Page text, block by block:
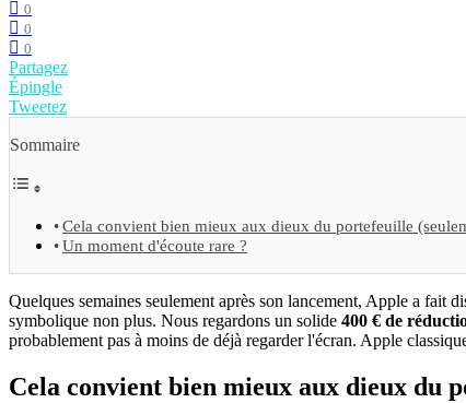
0
0
0
Partagez
Épingle
Tweetez
Sommaire
Cela convient bien mieux aux dieux du portefeuille
Un moment d'écoute rare ?
Quelques semaines seulement après son lancement, Apple a
symbolique non plus. Nous regardons un solide 400 € de
probablement pas à moins de déjà regarder l'écran. Apple
Cela convient bien mieux aux dieux du